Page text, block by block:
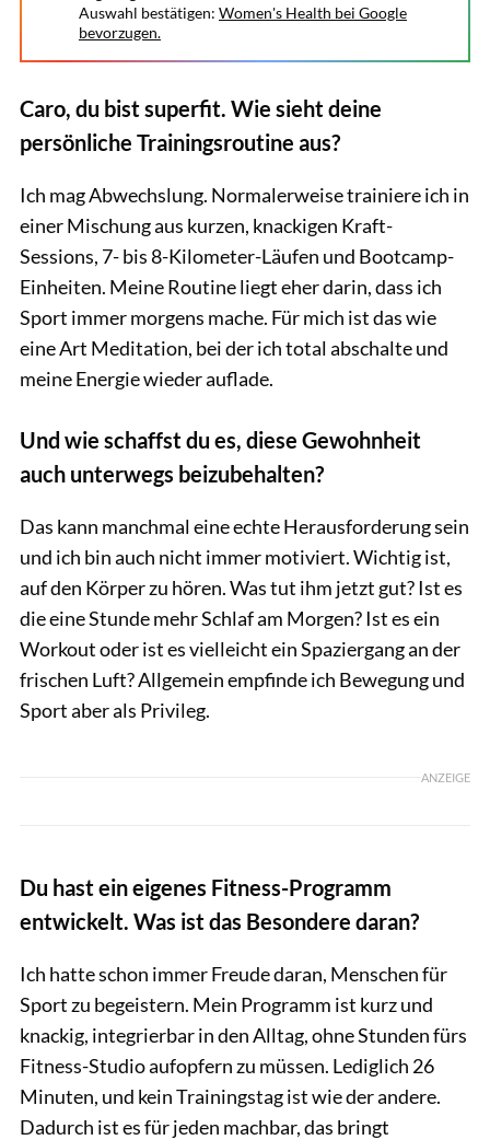
Auswahl bestätigen: Women's Health bei Google
bevorzugen.
Caro, du bist superfit. Wie sieht deine
persönliche Trainingsroutine aus?
Ich mag Abwechslung. Normalerweise trainiere ich in
einer Mischung aus kurzen, knackigen Kraft-
Sessions, 7- bis 8-Kilometer-Läufen und Bootcamp-
Einheiten. Meine Routine liegt eher darin, dass ich
Sport immer morgens mache. Für mich ist das wie
eine Art Meditation, bei der ich total abschalte und
meine Energie wieder auflade.
Und wie schaffst du es, diese Gewohnheit
auch unterwegs beizubehalten?
Das kann manchmal eine echte Herausforderung sein
und ich bin auch nicht immer motiviert. Wichtig ist,
auf den Körper zu hören. Was tut ihm jetzt gut? Ist es
die eine Stunde mehr Schlaf am Morgen? Ist es ein
Workout oder ist es vielleicht ein Spaziergang an der
frischen Luft? Allgemein empfinde ich Bewegung und
Sport aber als Privileg.
ANZEIGE
Du hast ein eigenes Fitness-Programm
entwickelt. Was ist das Besondere daran?
Ich hatte schon immer Freude daran, Menschen für
Sport zu begeistern. Mein Programm ist kurz und
knackig, integrierbar in den Alltag, ohne Stunden fürs
Fitness-Studio aufopfern zu müssen. Lediglich 26
Minuten, und kein Trainingstag ist wie der andere.
Dadurch ist es für jeden machbar, das bringt